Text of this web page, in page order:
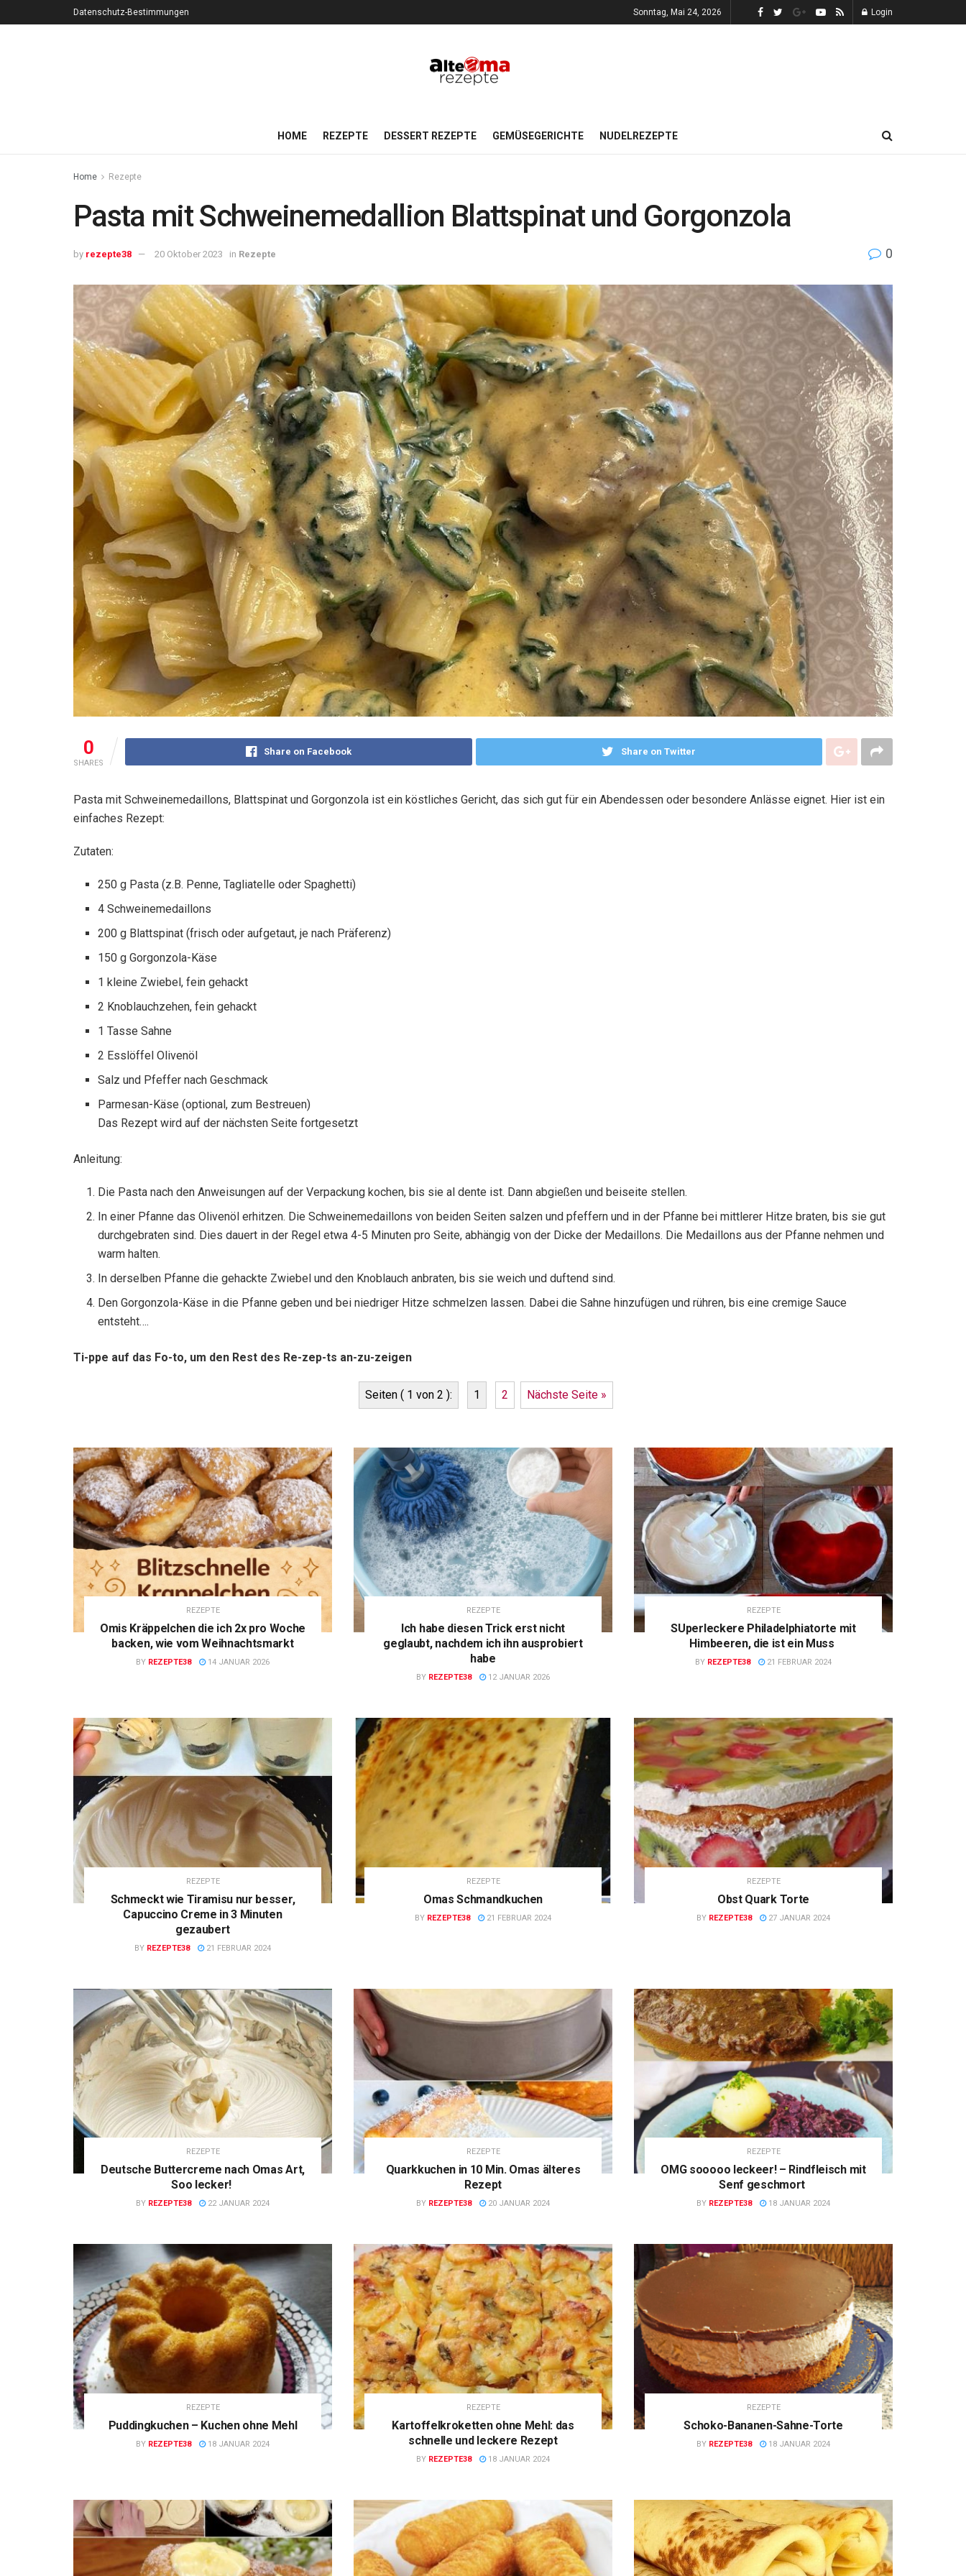
Datenschutz-Bestimmungen Sonntag, Mai 24, 2026 Login
HOME REZEPTE DESSERT REZEPTE GEMÜSEGERICHTE NUDELREZEPTE
Home Rezepte
Pasta mit Schweinemedallion Blattspinat und Gorgonzola
by rezepte38 20 Oktober 2023 in Rezepte 0
0
SHARES
Share on Facebook Share on Twitter
Pasta mit Schweinemedaillons, Blattspinat und Gorgonzola ist ein köstliches Gericht, das sich gut für ein Abendessen oder besondere Anlässe eignet. Hier ist ein
einfaches Rezept:
Zutaten:
250 g Pasta (z.B. Penne, Tagliatelle oder Spaghetti)
4 Schweinemedaillons
200 g Blattspinat (frisch oder aufgetaut, je nach Präferenz)
150 g Gorgonzola-Käse
1 kleine Zwiebel, fein gehackt
2 Knoblauchzehen, fein gehackt
1 Tasse Sahne
2 Esslöffel Olivenöl
Salz und Pfeffer nach Geschmack
Parmesan-Käse (optional, zum Bestreuen)
Das Rezept wird auf der nächsten Seite fortgesetzt
Anleitung:
Die Pasta nach den Anweisungen auf der Verpackung kochen, bis sie al dente ist. Dann abgießen und beiseite stellen.
In einer Pfanne das Olivenöl erhitzen. Die Schweinemedaillons von beiden Seiten salzen und pfeffern und in der Pfanne bei mittlerer Hitze braten, bis sie gut
durchgebraten sind. Dies dauert in der Regel etwa 4-5 Minuten pro Seite, abhängig von der Dicke der Medaillons. Die Medaillons aus der Pfanne nehmen und
warm halten.
In derselben Pfanne die gehackte Zwiebel und den Knoblauch anbraten, bis sie weich und duftend sind.
Den Gorgonzola-Käse in die Pfanne geben und bei niedriger Hitze schmelzen lassen. Dabei die Sahne hinzufügen und rühren, bis eine cremige Sauce
entsteht….
Ti-ppe auf das Fo-to, um den Rest des Re-zep-ts an-zu-zeigen
Seiten ( 1 von 2 ): 1 2 Nächste Seite »
REZEPTE
Omis Kräppelchen die ich 2x pro Woche
backen, wie vom Weihnachtsmarkt
BY REZEPTE38 14 JANUAR 2026
REZEPTE
Ich habe diesen Trick erst nicht
geglaubt, nachdem ich ihn ausprobiert
habe
BY REZEPTE38 12 JANUAR 2026
REZEPTE
SUperleckere Philadelphiatorte mit
Himbeeren, die ist ein Muss
BY REZEPTE38 21 FEBRUAR 2024
REZEPTE
Schmeckt wie Tiramisu nur besser,
Capuccino Creme in 3 Minuten
gezaubert
BY REZEPTE38 21 FEBRUAR 2024
REZEPTE
Omas Schmandkuchen
BY REZEPTE38 21 FEBRUAR 2024
REZEPTE
Obst Quark Torte
BY REZEPTE38 27 JANUAR 2024
REZEPTE
Deutsche Buttercreme nach Omas Art,
Soo lecker!
BY REZEPTE38 22 JANUAR 2024
REZEPTE
Quarkkuchen in 10 Min. Omas älteres
Rezept
BY REZEPTE38 20 JANUAR 2024
REZEPTE
OMG sooooo leckeer! – Rindfleisch mit
Senf geschmort
BY REZEPTE38 18 JANUAR 2024
REZEPTE
Puddingkuchen – Kuchen ohne Mehl
BY REZEPTE38 18 JANUAR 2024
REZEPTE
Kartoffelkroketten ohne Mehl: das
schnelle und leckere Rezept
BY REZEPTE38 18 JANUAR 2024
REZEPTE
Schoko-Bananen-Sahne-Torte
BY REZEPTE38 18 JANUAR 2024